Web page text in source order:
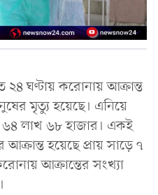
২৪ ঘণ্টায় করোনায় আক্রান্ত
মৃত্যু হয়েছে। এনিয়ে
৬৪ লাখ ৬৮ হাজার। একই
হয়েছে প্রায় সাড়ে ৭
আক্রান্তের সংখ্যা